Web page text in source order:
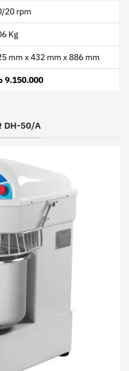
20 rpm
Kg
mm x 432 mm x 886 mm
9.150.000
DH-50/A